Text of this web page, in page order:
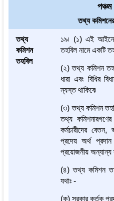
তথ্য কমিশনের
তথ্য
কমিশন
তহবিল
১৯৷ (১) এই
তহবিল নামে একটি
(২) তথ্য কমিশন
ধারা এবং বিধির
ন্যস্ত থাকিবে৷
(৩) তথ্য কমিশন
তথ্য
কর্মচারীদের বেতন,
প্রদেয় অর্থ
প্রয়োজনীয় অন্যান্য
(৪) তথ্য কমিশন
যথাঃ -
(ক) সরকার কর্তৃক